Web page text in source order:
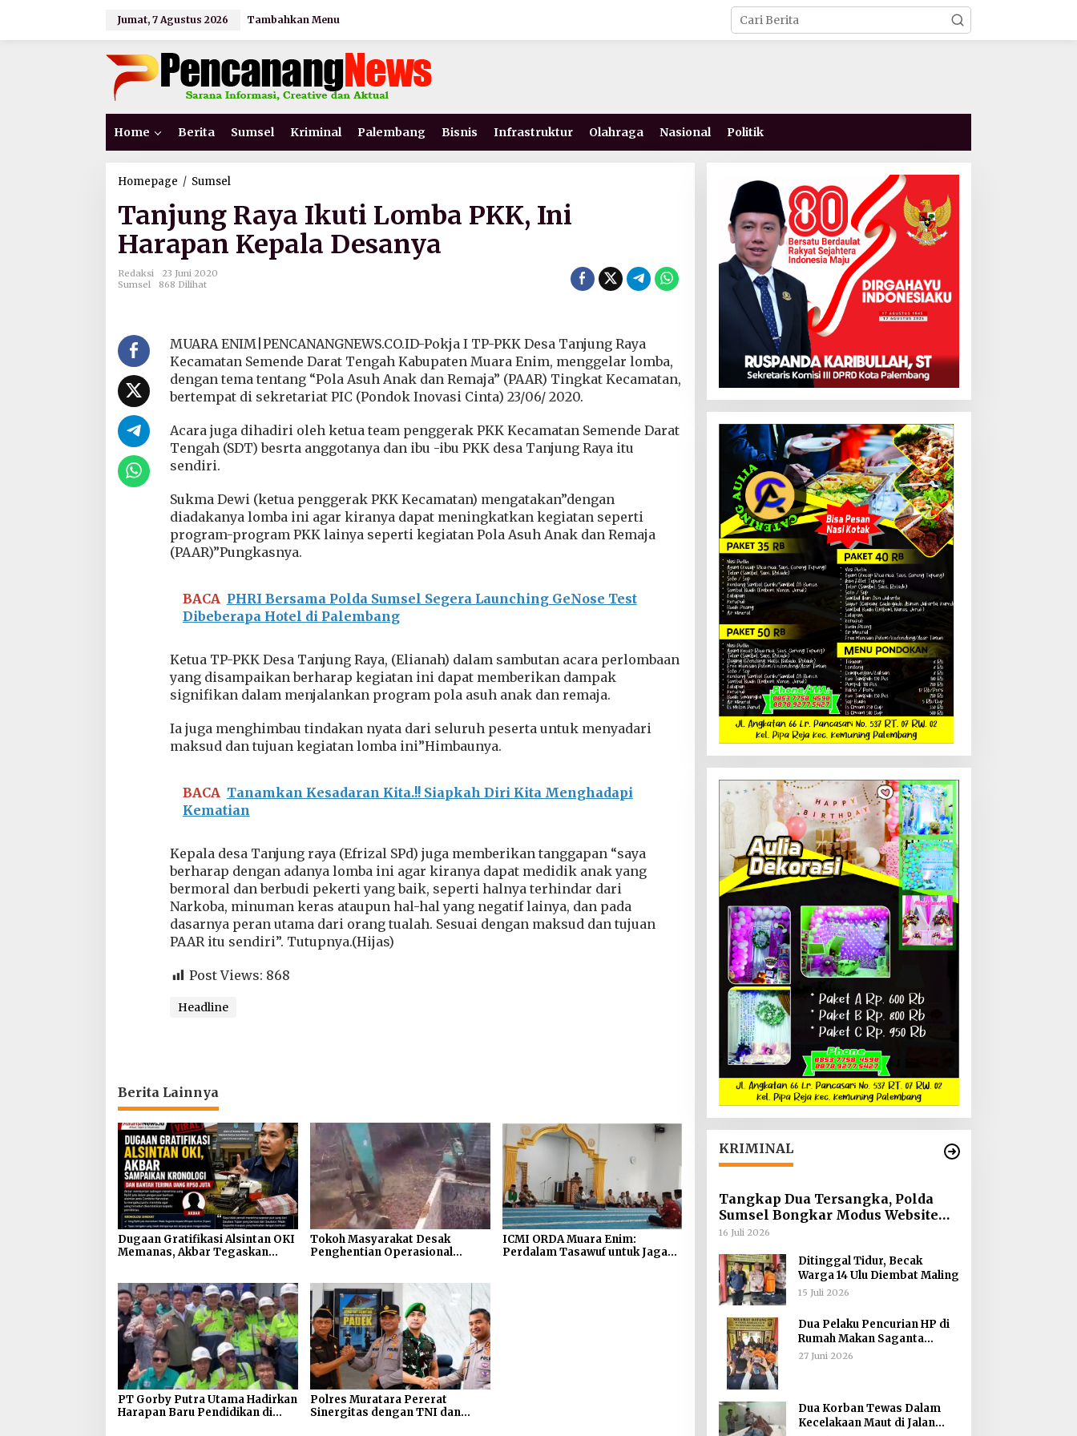
Jumat, 7 Agustus 2026 Tambahkan Menu
Home Berita Sumsel Kriminal Palembang Bisnis Infrastruktur Olahraga Nasional Politik
Homepage / Sumsel
n
u
n
I
u
t
i
o
m
b
K
K
,
I
n
a
r
a
n
K
e
a
l
e
s
a
a
Tanjung Raya Ikuti Lomba PKK, Ini
Harapan Kepala Desanya
Redaksi
23 Juni 2020
Sumsel
868 Dilihat
MUARA ENIM|PENCANANGNEWS.CO.ID-Pokja I TP-PKK Desa Tanjung Raya
Kecamatan Semende Darat Tengah Kabupaten Muara Enim, menggelar lomba,
dengan tema tentang “Pola Asuh Anak dan Remaja” (PAAR) Tingkat Kecamatan,
bertempat di sekretariat PIC (Pondok Inovasi Cinta) 23/06/ 2020.
Acara juga dihadiri oleh ketua team penggerak PKK Kecamatan Semende Darat
Tengah (SDT) besrta anggotanya dan ibu -ibu PKK desa Tanjung Raya itu
sendiri.
Sukma Dewi (ketua penggerak PKK Kecamatan) mengatakan”dengan
diadakanya lomba ini agar kiranya dapat meningkatkan kegiatan seperti
program-program PKK lainya seperti kegiatan Pola Asuh Anak dan Remaja
(PAAR)”Pungkasnya.
BACA PHRI Bersama Polda Sumsel Segera Launching GeNose Test
Dibeberapa Hotel di Palembang
Ketua TP-PKK Desa Tanjung Raya, (Elianah) dalam sambutan acara perlombaan
yang disampaikan berharap kegiatan ini dapat memberikan dampak
signifikan dalam menjalankan program pola asuh anak dan remaja.
Ia juga menghimbau tindakan nyata dari seluruh peserta untuk menyadari
maksud dan tujuan kegiatan lomba ini”Himbaunya.
BACA Tanamkan Kesadaran Kita.!! Siapkah Diri Kita Menghadapi
Kematian
Kepala desa Tanjung raya (Efrizal SPd) juga memberikan tanggapan “saya
berharap dengan adanya lomba ini agar kiranya dapat medidik anak yang
bermoral dan berbudi pekerti yang baik, seperti halnya terhindar dari
Narkoba, minuman keras ataupun hal-hal yang negatif lainya, dan pada
dasarnya peran utama dari orang tualah. Sesuai dengan maksud dan tujuan
PAAR itu sendiri”. Tutupnya.(Hijas)
Post Views: 868
Headline
Berita Lainnya
Dugaan Gratifikasi Alsintan OKI
Memanas, Akbar Tegaskan
Tokoh Masyarakat Desak
Penghentian Operasional
Tanah Abang
ICMI ORDA Muara Enim:
Perdalam Tasawuf untuk Jaga
PT Gorby Putra Utama Hadirkan
Harapan Baru Pendidikan di
Polres Muratara Pererat
Sinergitas dengan TNI dan
KRIMINAL
Tangkap Dua Tersangka, Polda
Sumsel Bongkar Modus Website
Palsu Bhayangkara Run
16 Juli 2026
Ditinggal Tidur, Becak
Warga 14 Ulu Diembat Maling
15 Juli 2026
Dua Pelaku Pencurian HP di
Rumah Makan Saganta
Berhasil Dibekuk Anggota
27 Juni 2026
Dua Korban Tewas Dalam
Kecelakaan Maut di Jalan